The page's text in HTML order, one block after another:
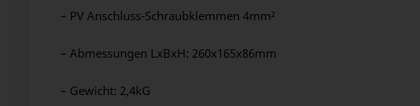
– PV Anschluss-Schraubklemmen 4mm²
– Abmessungen LxBxH: 260x165x86mm
– Gewicht: 2,4kG